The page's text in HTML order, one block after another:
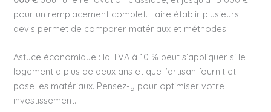
pour un remplacement complet. Faire établir plusieurs
devis permet de comparer matériaux et méthodes.
Astuce économique : la TVA à 10 % peut s’appliquer si le
logement a plus de deux ans et que l’artisan fournit et
pose les matériaux. Pensez-y pour optimiser votre
investissement.